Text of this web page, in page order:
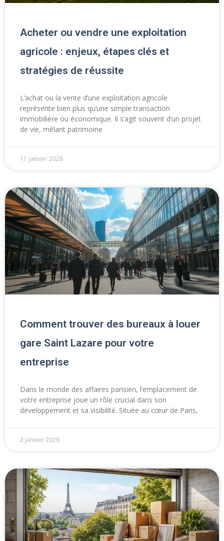
Acheter ou vendre une exploitation
agricole : enjeux, étapes clés et
stratégies de réussite
L’achat ou la vente d’une exploitation agricole
représente bien plus qu’une simple transaction
immobilière ou économique. Il s’agit souvent d’un projet
de vie, mêlant patrimoine
11 janvier 2026
Comment trouver des bureaux à louer
gare Saint Lazare pour votre
entreprise
Dans le monde des affaires parisien, l’emplacement de
votre entreprise joue un rôle crucial dans son
développement et sa visibilité. Située au cœur de Paris,
2 janvier 2026